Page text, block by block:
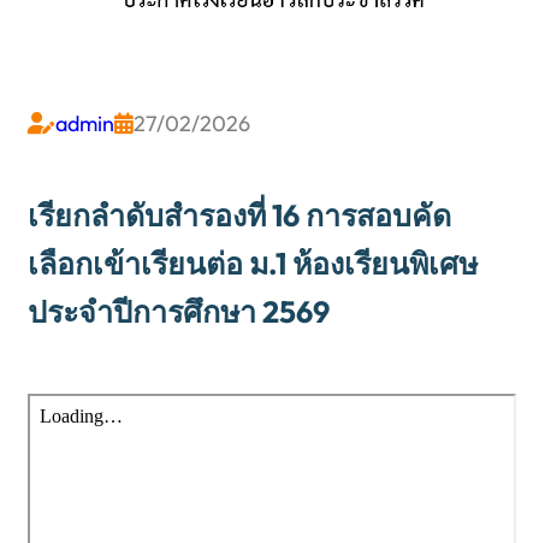
admin27/02/2026
เรียกลำดับสำรองที่ 16 การสอบคัด
เลือกเข้าเรียนต่อ ม.1 ห้องเรียนพิเศษ
ประจำปีการศึกษา 2569